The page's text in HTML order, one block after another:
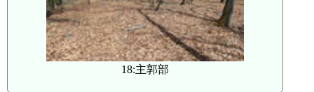
18:主郭部